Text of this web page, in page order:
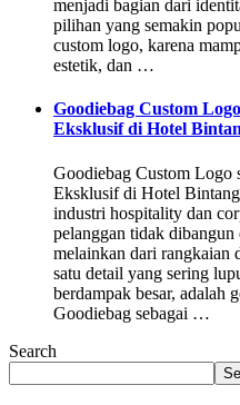
menjadi bagian dari
pilihan yang semakin
custom logo, karena
estetik, dan …
Goodiebag Custom
Eksklusif di Hotel
Goodiebag Custom Logo
Eksklusif di Hotel
industri hospitality dan
pelanggan tidak dibangun
melainkan dari rangkaian
satu detail yang sering
berdampak besar, adalah
Goodiebag sebagai …
Search